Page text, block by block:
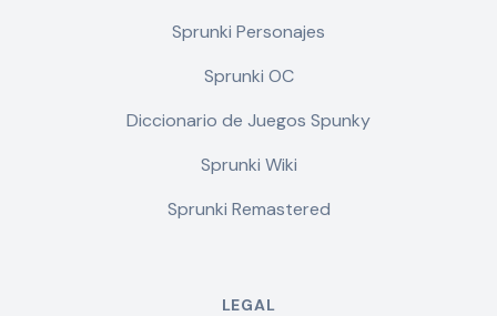
Sprunki Personajes
Sprunki OC
Diccionario de Juegos Spunky
Sprunki Wiki
Sprunki Remastered
LEGAL